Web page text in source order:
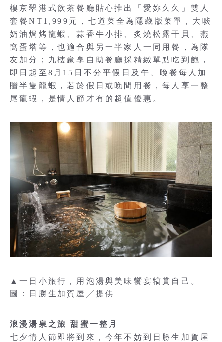
樓京翠港式飲茶餐廳貼心推出「愛妳久久」雙人
套餐NT1,999元，七道菜全為隱藏版菜單，大啖
奶油焗烤龍蝦、蒜香牛小排、炙燒松露干貝、燕
窩蛋塔等，也適合與另一半家人一同用餐，為隊
友加分；九樓豪享自助餐廳採精緻單點吃到飽，
即日起至8月15日不分平假日及午、晚餐每人加
贈半隻龍蝦，若於假日或晚間用餐，每人享一整
尾龍蝦，是情人節才有的超值優惠。
▲一日小旅行，用泡湯與美味饗宴犒賞自己。
圖：日勝生加賀屋╱提供
浪漫湯泉之旅 甜蜜一整月
七夕情人節即將到來，今年不妨到日勝生加賀屋